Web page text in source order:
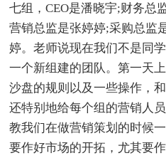
七组，CEO是潘晓宇;财务总
营销总监是张婷婷;采购总监
婷。老师说现在我们不是同
一个新组建的团队。第一天
沙盘的规则以及一些操作，
还特别地给每个组的营销人
教我们在做营销策划的时候
要作好市场的开拓，尤其要